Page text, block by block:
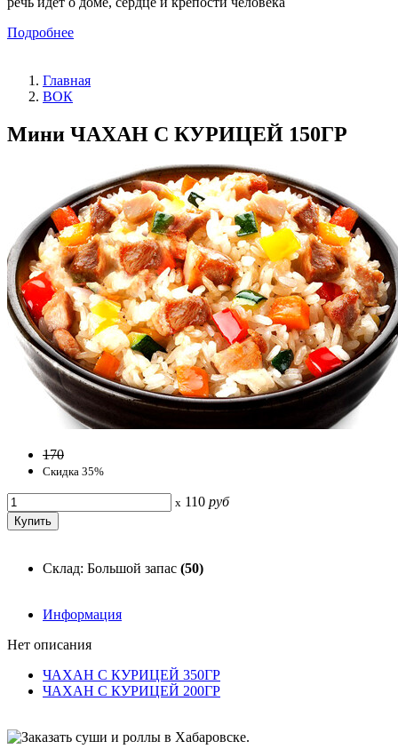
Подробнее
Главная
ВОК
Мини ЧАХАН С КУРИЦЕЙ 150ГР
170
Скидка 35%
x 110 руб
Склад: Большой запас (50)
Информация
Нет описания
ЧАХАН С КУРИЦЕЙ 350ГР
ЧАХАН С КУРИЦЕЙ 200ГР